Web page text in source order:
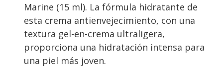
Marine (15 ml). La fórmula hidratante de
esta crema antienvejecimiento, con una
textura gel-en-crema ultraligera,
proporciona una hidratación intensa para
una piel más joven.